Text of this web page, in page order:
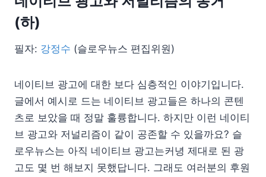
(하)
필자: 강정수 (슬로우뉴스 편집위원)
네이티브 광고에 대한 보다 심층적인 이야기입니다.
글에서 예시로 드는 네이티브 광고들은 하나의 콘텐
츠로 보았을 때 정말 훌륭합니다. 하지만 이런 네이티
브 광고와 저널리즘이 같이 공존할 수 있을까요? 슬
로우뉴스는 아직 네이티브 광고는커녕 제대로 된 광
고도 몇 번 해보지 못했답니다. 그래도 여러분의 후원